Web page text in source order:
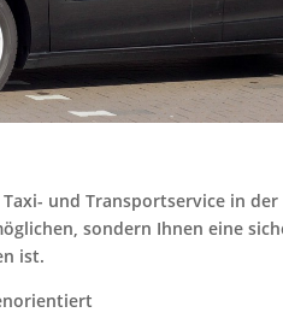
und Transportservice in
sondern Ihnen eine
ist.